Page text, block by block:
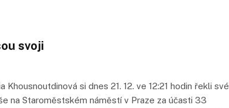
svoji
si dnes 21. 12. ve 12:21 hodin řekli své
na Staroměstském náměstí v Praze za účasti 33